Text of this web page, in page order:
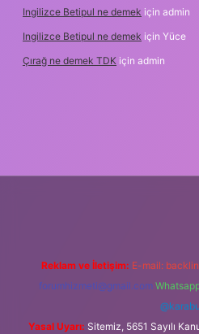
Ingilizce Betipul ne demek için admin
Ingilizce Betipul ne demek için Yüce
Çırağ ne demek TDK için admin
Reklam ve İletişim: E-mail:
forumhizmeti@gmail.com
Yasal Uyarı: Sitemiz, 5651 Sayılı